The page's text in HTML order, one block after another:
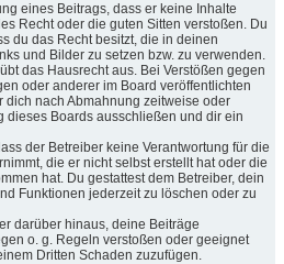
eines Beitrags, dass er keine Inhalte
Recht oder die guten Sitten verstoßen. Du
du das Recht besitzt, die in deinen
und Bilder zu setzen bzw. zu verwenden.
das Hausrecht aus. Bei Verstößen gegen
oder anderer im Board veröffentlichten
dich nach Abmahnung zeitweise oder
dieses Boards ausschließen und dir ein
der Betreiber keine Verantwortung für die
die er nicht selbst erstellt hat oder die
hat. Du gestattest dem Betreiber, dein
Funktionen jederzeit zu löschen oder zu
darüber hinaus, deine Beiträge
o. g. Regeln verstoßen oder geeignet
Dritten Schaden zuzufügen.